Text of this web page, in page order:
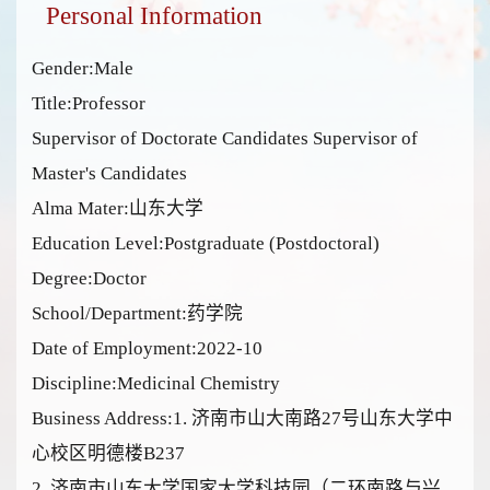
Personal Information
Gender:Male
Title:Professor
Supervisor of Doctorate Candidates Supervisor of
Master's Candidates
Alma Mater:山东大学
Education Level:Postgraduate (Postdoctoral)
Degree:Doctor
School/Department:药学院
Date of Employment:2022-10
Discipline:Medicinal Chemistry
Business Address:1. 济南市山大南路27号山东大学中
心校区明德楼B237